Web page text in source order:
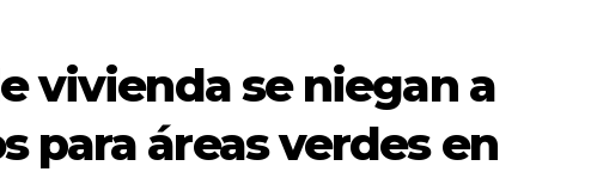
vivienda se niegan a
para áreas verdes en